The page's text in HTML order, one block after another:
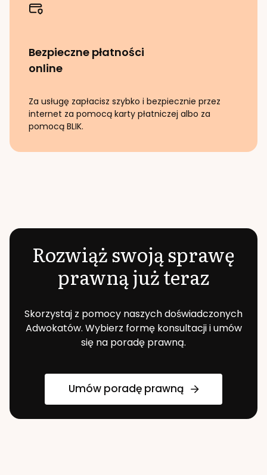
Bezpieczne płatności
online
Za usługę zapłacisz szybko i bezpiecznie przez
internet za pomocą karty płatniczej albo za
pomocą BLIK.
Rozwiąż swoją sprawę
prawną już teraz
Skorzystaj z pomocy naszych doświadczonych
Adwokatów. Wybierz formę konsultacji i umów
się na poradę prawną.
Umów poradę prawną